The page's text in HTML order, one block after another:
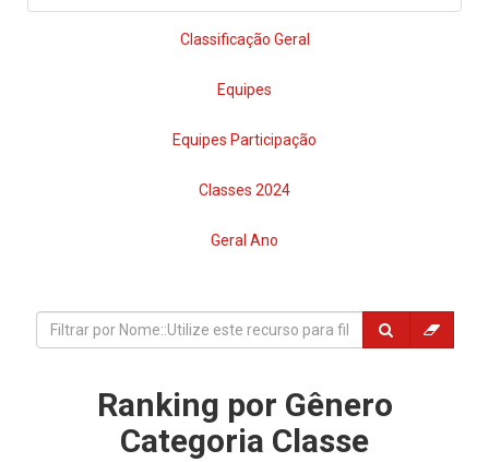
Classificação Geral
Equipes
Equipes Participação
Classes 2024
Geral Ano
Ranking por Gênero
Categoria Classe